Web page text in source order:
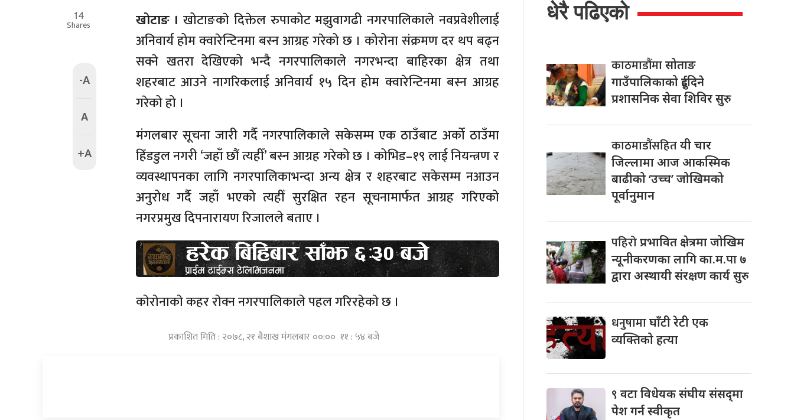
14
Shares
-A
A
+A
खोटाङ । खोटाङकाे दिक्तेल रुपाकोट मझुवागढी नगरपालिकाले नवप्रवेशीलाई
अनिवार्य होम क्वारेन्टिनमा बस्न आग्रह गरेको छ । कोरोना संक्रमण दर थप बढ्न
सक्ने खतरा देखिएको भन्दै नगरपालिकाले नगरभन्दा बाहिरका क्षेत्र तथा
शहरबाट आउने नागरिकलाई अनिवार्य १५ दिन होम क्वारेन्टिनमा बस्न आग्रह
गरेको हो ।
मंगलबार सूचना जारी गर्दै नगरपालिकाले सकेसम्म एक ठाउँबाट अर्को ठाउँमा
हिँडडुल नगरी ‘जहाँ छौं त्यहीँ’ बस्न आग्रह गरेको छ । कोभिड–१९ लाई नियन्त्रण र
व्यवस्थापनका लागि नगरपालिकाभन्दा अन्य क्षेत्र र शहरबाट सकेसम्म नआउन
अनुरोध गर्दै जहाँ भएको त्यहीँ सुरक्षित रहन सूचनामार्फत आग्रह गरिएको
नगरप्रमुख दिपनारायण रिजालले बताए ।
काेराेनाकाे कहर राेक्न नगरपालिकाले पहल गरिरहेकाे छ ।
प्रकाशित मिति : २०७८, २१ बैशाख मंगलबार ००:०० ११ : ५४ बजे
धेरै पढिएको
काठमाडौंमासोताङ
गाउँपालिकाको दुईदिने
प्रशासनिक सेवा शिविर सुरु
काठमाडौंसहितयी चार
जिल्लामा आज आकस्मिक
बाढीको ‘उच्च’ जोखिमको
पूर्वानुमान
पहिरोप्रभावित क्षेत्रमा जोखिम
न्यूनीकरणका लागि का.म.पा ७
द्वारा अस्थायी संरक्षण कार्य सुरु
धनुषामाघाँटी रेटी एक
व्यक्तिको हत्या
९वटा विधेयक संघीय संसद्‌मा
पेश गर्न स्वीकृत